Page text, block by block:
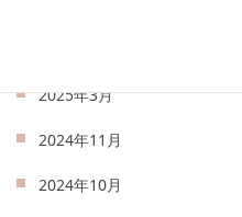
2025年3月
2024年11月
2024年10月